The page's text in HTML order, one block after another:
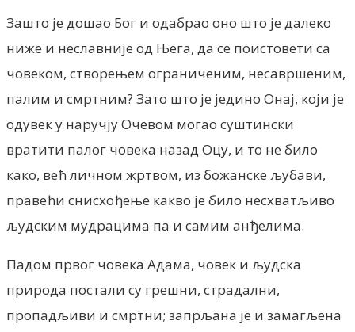
Зашто је дошао Бог и одабрао оно што је далеко
ниже и неславније од Њега, да се поистовети са
човеком, створењем ограниченим, несавршеним,
палим и смртним? Зато што је једино Онај, који је
одувек у наручју Очевом могао суштински
вратити палог човека назад Оцу, и то не било
како, већ личном жртвом, из божанске љубави,
правећи снисхођење какво је било несхватљиво
људским мудрацима па и самим анђелима.
Падом првог човека Адама, човек и људска
природа постали су грешни, страдални,
пропадљиви и смртни; запрљана је и замагљена